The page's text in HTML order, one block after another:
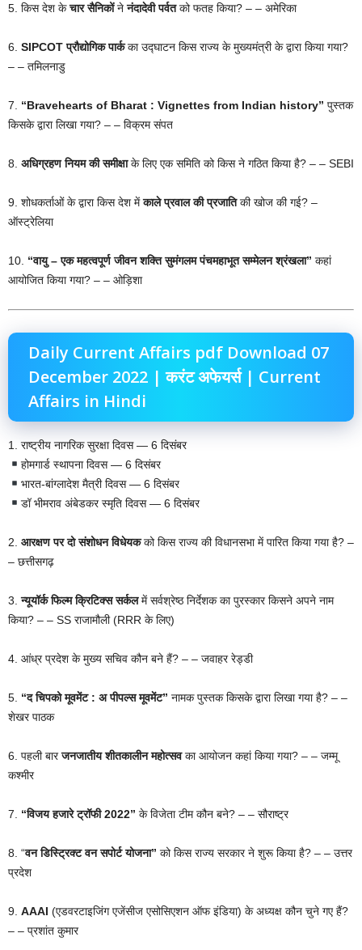
5. किस देश केचार सैनिकोंनेनंदादेवी पर्वतको फतह किया? – – अमेरिका
6. SIPCOT प्रौद्योगिक पार्कका उद्घाटन किस राज्य के मुख्यमंत्री के द्वारा किया गया?
– – तमिलनाडु
7. “Bravehearts of Bharat : Vignettes from Indian history” पुस्तक
किसके द्वारा लिखा गया? – – विक्रम संपत
8. अधिग्रहण नियम की समीक्षाके लिए एक समिति को किस ने गठित किया है? – – SEBI
9. शोधकर्ताओं के द्वारा किस देश मेंकाले प्रवाल की प्रजातिकी खोज की गई? –
ऑस्ट्रेलिया
10. “वायु – एक महत्वपूर्ण जीवन शक्ति सुमंगलम पंचमहाभूत सम्मेलन श्रंखला” कहां
आयोजित किया गया? – – ओड़िशा
Daily Current Affairs pdf Download 07
December 2022 | करंट अफेयर्स | Current
Affairs in Hindi
1. राष्ट्रीय नागरिक सुरक्षा दिवस — 6 दिसंबर
होमगार्ड स्थापना दिवस — 6 दिसंबर
भारत-बांग्लादेश मैत्री दिवस — 6 दिसंबर
डॉ भीमराव अंबेडकर स्मृति दिवस — 6 दिसंबर
2. आरक्षण पर दो संशोधन विधेयकको किस राज्य की विधानसभा में पारित किया गया है? –
– छत्तीसगढ़
3.न्यूयॉर्क फिल्म क्रिटिक्स सर्कलमें सर्वश्रेष्ठ निर्देशक का पुरस्कार किसने अपने नाम
किया? – – SS राजामौली (RRR के लिए)
4. आंध्र प्रदेश के मुख्य सचिव कौन बने हैं? – – जवाहर रेड्डी
5. “द चिपको मूवमेंट : अ पीपल्स मूवमेंट” नामक पुस्तक किसके द्वारा लिखा गया है? – –
शेखर पाठक
6. पहली बारजनजातीय शीतकालीन महोत्सवका आयोजन कहां किया गया? – – जम्मू
कश्मीर
7. “विजय हजारे ट्रॉफी 2022” के विजेता टीम कौन बने? – – सौराष्ट्र
8. “वन डिस्ट्रिक्ट वन सपोर्ट योजना” को किस राज्य सरकार ने शुरू किया है? – – उत्तर
प्रदेश
9. AAAI (एडवरटाइजिंग एजेंसीज एसोसिएशन ऑफ इंडिया) के अध्यक्ष कौन चुने गए हैं?
– – प्रशांत कुमार